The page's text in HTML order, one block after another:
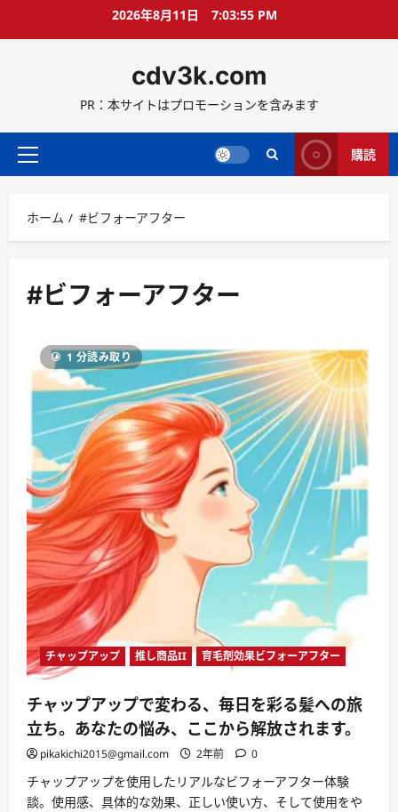
ス
ッ
2026年8月11日 7:03:56 PM
cdv3k.com
PR：本サイトはプロモーションを含みます
メ
メ
ニ
ー
購読
ホーム #ビフォーアフター
#ビフォーアフター
1 分読み取り
チャップアップ 推し商品II 育毛剤効果ビフォーアフター
チャップアップで変わる、毎日を彩る髪への旅
立ち。あなたの悩み、ここから解放されます。
pikakichi2015@gmail.com 2年前 0
チャップアップを使用したリアルなビフォーアフター体験
談。使用感、具体的な効果、正しい使い方、そして使用をや